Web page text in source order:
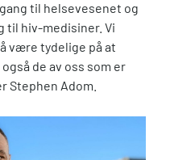
til helsevesenet og
til hiv-medisiner. Vi
være tydelige på at
de av oss som er
Stephen Adom.